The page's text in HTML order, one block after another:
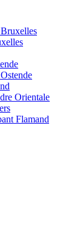
Orientale
Flamand